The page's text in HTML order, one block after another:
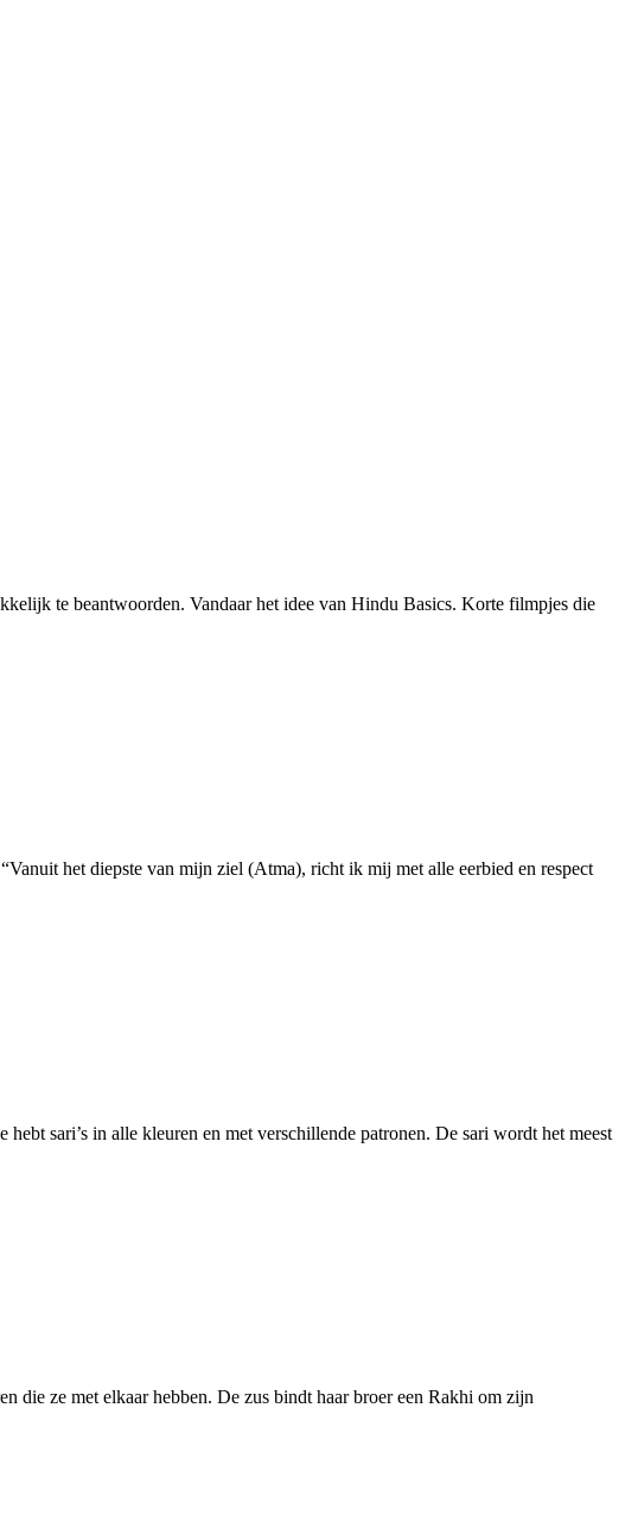
te beantwoorden. Vandaar het idee van Hindu Basics. Korte filmpjes die
het diepste van mijn ziel (Atma), richt ik mij met alle eerbied en respect
sari’s in alle kleuren en met verschillende patronen. De sari wordt het meest
die ze met elkaar hebben. De zus bindt haar broer een Rakhi om zijn